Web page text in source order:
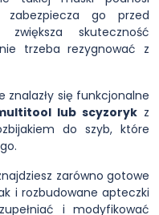
zabezpiecza go przed
skuteczność
trzeba rezygnować z
się funkcjonalne
lub scyzoryk z
do szyb, które
zarówno gotowe
i rozbudowane apteczki
i modyfikować